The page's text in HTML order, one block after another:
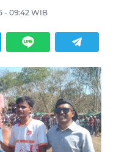
- 09:42 WIB